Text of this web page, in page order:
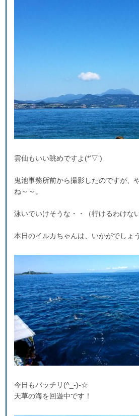
雲仙もいい眺めですよ(*’▽’)
鬼池事務所前から撮影したのですが、
ね～～。
泳いでいけそうな・・（行けるわけな
本日のイルカちゃんは、いかがでしょ
今日もバッチリ(^_-)-☆
天草の海を回遊中です！